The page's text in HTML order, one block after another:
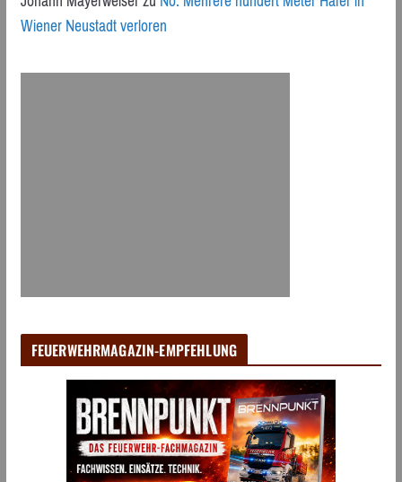
Wiener Neustadt verloren
FEUERWEHRMAGAZIN-EMPFEHLUNG